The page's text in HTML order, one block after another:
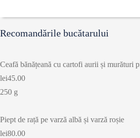
Recomandările bucătarului
Ceafă bănățeană cu cartofi aurii și murături
lei45.00
250 g
Piept de rață pe varză albă și varză roșie
lei80.00